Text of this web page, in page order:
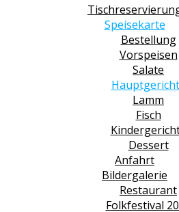
Speisekarte
Bestellung
Vorspeisen
Salate
Lamm
Fisch
Dessert
Anfahrt
Bildergalerie
Restaurant
Folkfestival